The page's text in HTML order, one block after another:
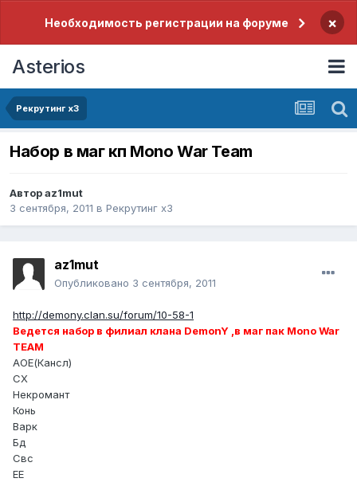
Необходимость регистрации на форуме ×
Asterios
Рекрутинг x3
Набор в маг кп Mono War Team
Авторaz1mut
3 сентября, 2011 в Рекрутинг x3
az1mut
Опубликовано 3 сентября, 2011
http://demony.clan.su/forum/10-58-1
Ведется набор в филиал клана DemonY ,в маг пак Mono War
TEAM
АОЕ(Кансл)
СХ
Некромант
Конь
Варк
Бд
Свс
ЕЕ